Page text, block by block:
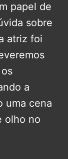
papel de
sobre
atriz foi
a
uma cena
olho no